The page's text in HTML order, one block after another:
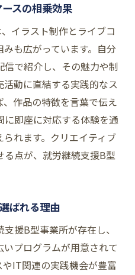
てデジタル力を伸ばす
と生活の両立を実現
るなら就労継続支援B型
始めるライブコマースの
を持つライブ配信体験
事を楽しめる現場の魅
B型で学べること
軟な働き方を実現
楽しめる就労継続支援B
スの相乗効果
イラスト制作とライブコ
も広がっています。自分
で紹介し、その魅力や制
動に直結する実践的なス
作品の特徴を言葉で伝え
即座に対応する体験を通
れます。クリエイティブ
る点が、就労継続支援B型
ばれる理由
援B型事業所が存在し、
プログラムが用意されて
IT関連の実践機会が豊富